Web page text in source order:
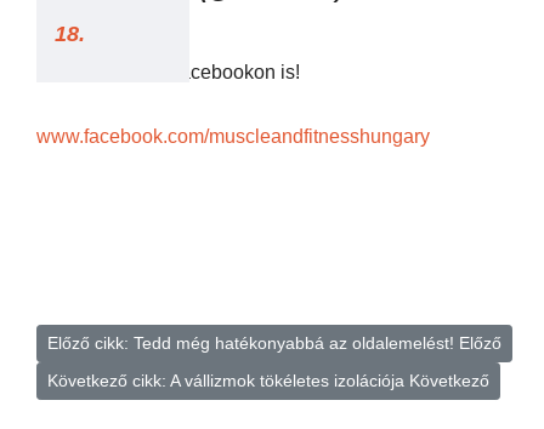
18.
Kövess minket Facebookon is!
www.facebook.com/muscleandfitnesshungary
Előző cikk: Tedd még hatékonyabbá az oldalemelést! Előző
Következő cikk: A vállizmok tökéletes izolációja Következő